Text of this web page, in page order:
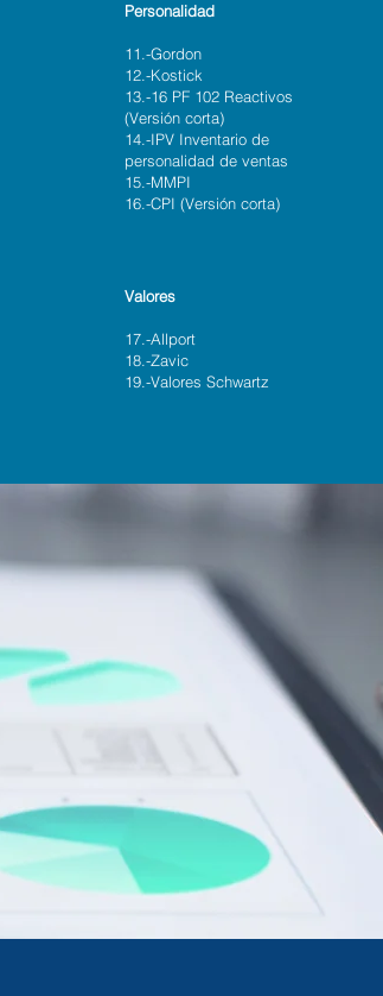
Personalidad
11.-Gordon
12.-Kostick
13.-16 PF 102 Reactivos
(Versión corta)
14.-IPV Inventario de
personalidad de ventas
15.-MMPI
16.-CPI (Versión corta)
Valores
17.-Allport
18.-Zavic
19.-Valores Schwartz